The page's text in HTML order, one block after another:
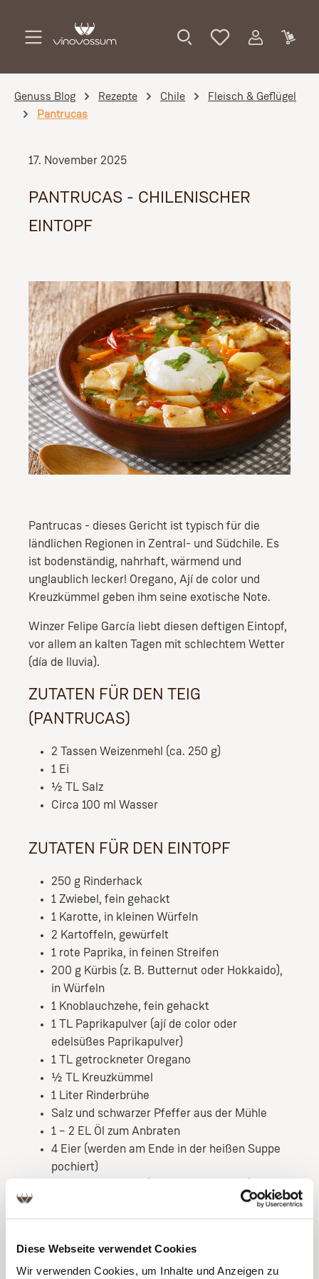
Diese Webseite verwendet Cookies
Wir verwenden Cookies, um Inhalte und Anzeigen zu
Genuss Blog Rezepte Chile
Fleisch & Geflügel
Pantrucas
17. November 2025
PANTRUCAS - CHILENISCHER
EINTOPF
Pantrucas - dieses Gericht ist typisch für die
ländlichen Regionen in Zentral- und Südchile. Es
ist bodenständig, nahrhaft, wärmend und
unglaublich lecker! Oregano, Ají de color und
Kreuzkümmel geben ihm seine exotische Note.
Winzer Felipe García liebt diesen deftigen Eintopf,
vor allem an kalten Tagen mit schlechtem Wetter
(día de lluvia).
ZUTATEN FÜR DEN TEIG
(PANTRUCAS)
2 Tassen Weizenmehl (ca. 250 g)
1 Ei
½ TL Salz
Circa 100 ml Wasser
ZUTATEN FÜR DEN EINTOPF
250 g Rinderhack
1 Zwiebel, fein gehackt
1 Karotte, in kleinen Würfeln
2 Kartoffeln, gewürfelt
1 rote Paprika, in feinen Streifen
200 g Kürbis (z. B. Butternut oder Hokkaido),
in Würfeln
1 Knoblauchzehe, fein gehackt
1 TL Paprikapulver (ají de color oder
edelsüßes Paprikapulver)
1 TL getrockneter Oregano
½ TL Kreuzkümmel
1 Liter Rinderbrühe
Salz und schwarzer Pfeffer aus der Mühle
1 – 2 EL Öl zum Anbraten
4 Eier (werden am Ende in der heißen Suppe
pochiert)
Frische Petersilie oder Basilikum zum
Servieren
ZUBEREITUNG